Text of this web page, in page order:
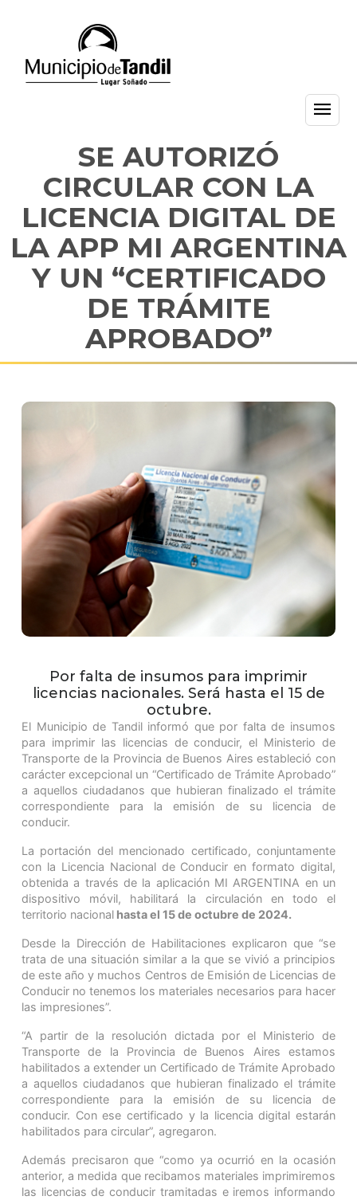
SE AUTORIZÓ
CIRCULAR CON LA
LICENCIA DIGITAL DE
LA APP MI ARGENTINA
Y UN “CERTIFICADO
DE TRÁMITE
APROBADO”
Por falta de insumos para imprimir
licencias nacionales. Será hasta el 15 de
octubre.
El Municipio de Tandil informó que por falta de insumos
para imprimir las licencias de conducir, el Ministerio de
Transporte de la Provincia de Buenos Aires estableció con
carácter excepcional un “Certificado de Trámite Aprobado”
a aquellos ciudadanos que hubieran finalizado el trámite
correspondiente para la emisión de su licencia de
conducir.
La portación del mencionado certificado, conjuntamente
con la Licencia Nacional de Conducir en formato digital,
obtenida a través de la aplicación MI ARGENTINA en un
dispositivo móvil, habilitará la circulación en todo el
territorio nacional hasta el 15 de octubre de 2024.
Desde la Dirección de Habilitaciones explicaron que “se
trata de una situación similar a la que se vivió a principios
de este año y muchos Centros de Emisión de Licencias de
Conducir no tenemos los materiales necesarios para hacer
las impresiones”.
“A partir de la resolución dictada por el Ministerio de
Transporte de la Provincia de Buenos Aires estamos
habilitados a extender un Certificado de Trámite Aprobado
a aquellos ciudadanos que hubieran finalizado el trámite
correspondiente para la emisión de su licencia de
conducir. Con ese certificado y la licencia digital estarán
habilitados para circular”, agregaron.
Además precisaron que “como ya ocurrió en la ocasión
anterior, a medida que recibamos materiales imprimiremos
las licencias de conducir tramitadas e iremos informando